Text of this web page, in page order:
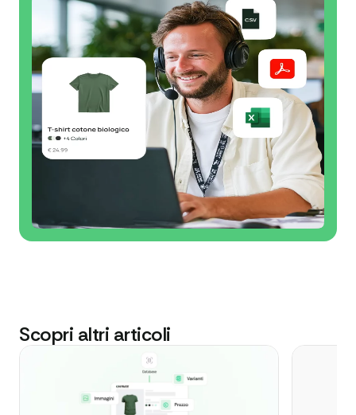
Scopri altri articoli